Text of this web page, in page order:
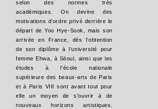
selon des normes très
académiques. On devine des
motivations d’ordre privé derrière le
départ de Yoo Hye-Sook, mais son
arrivée en France, dès l’obtention
de son diplôme à l’université pour
femme Ehwa, à Séoul, ainsi que les
études à l’école nationale
supérieure des beaux-arts de Paris
et à Paris VIII sont avant tout pour
elle un moyen de s’ouvrir à de
nouveaux horizons artistiques.